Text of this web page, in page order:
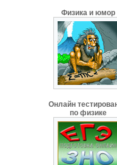
Физика и юмор
Онлайн
по физике